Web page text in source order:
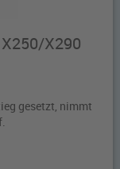
X290
gesetzt, nimmt